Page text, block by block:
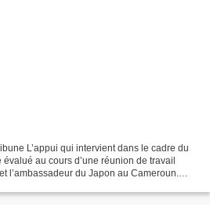
L’appui qui intervient dans le cadre du
au cours d’une réunion de travail
l’ambassadeur du Japon au Cameroun.